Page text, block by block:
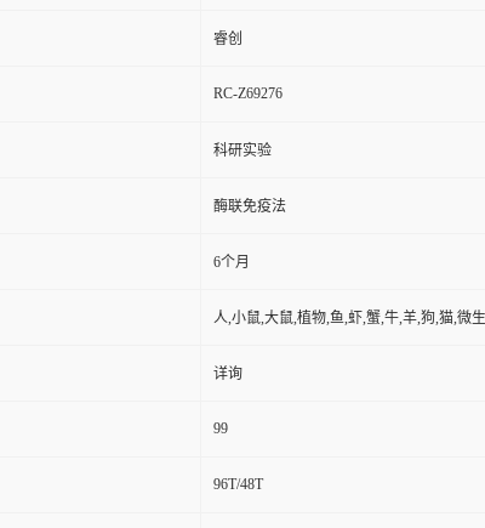
睿创
RC-Z69276
科研实验
酶联免疫法
6个月
人,小鼠,大鼠,植物,鱼,虾,蟹,牛,羊,狗,猫,微
详询
99
96T/48T